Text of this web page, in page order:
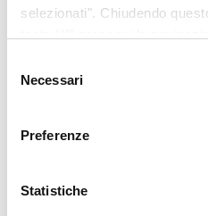
selezionati". Chiudendo
modificare le tue preferenze
link “Impostazione dei
Policy.
delNecessari
Preferenze
Statistiche